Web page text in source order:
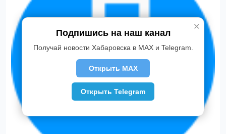
✕
Подпишись на наш канал
Получай новости Хабаровска в MAX и Telegram.
Открыть MAX
Открыть Telegram